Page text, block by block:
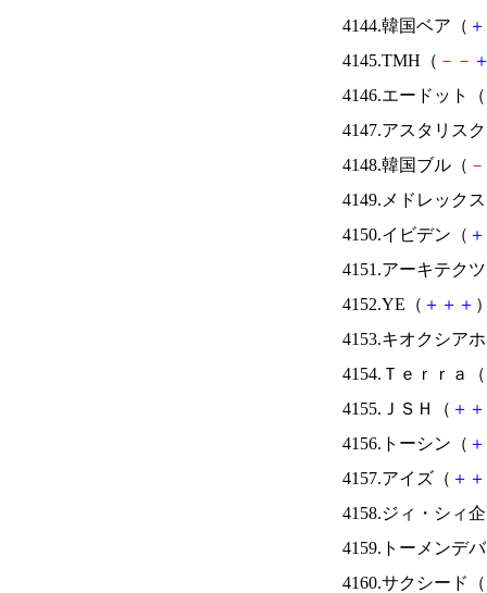
4144.韓国ベア（ ＋
4145.TMH（ － －
4146.エードット（
4147.アスタリス
4148.韓国ブル（ －
4149.メドレック
4150.イビデン（ ＋
4151.アーキテク
4152.YE（ ＋ ＋ ＋
4153.キオクシア
4154.Ｔｅｒｒａ（
4155.ＪＳＨ（ ＋ ＋
4156.トーシン（ ＋
4157.アイズ（ ＋ ＋
4158.ジィ・シィ
4159.トーメンデ
4160.サクシード（